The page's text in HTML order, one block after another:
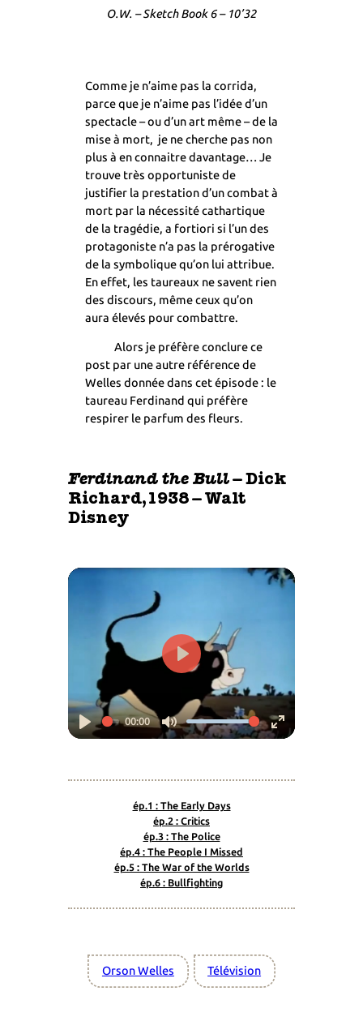
O.W. – Sketch Book 6 – 10’32
Comme je n’aime pas la corrida,
parce que je n’aime pas l’idée d’un
spectacle – ou d’un art même – de la
mise à mort, je ne cherche pas non
plus à en connaitre davantage… Je
trouve très opportuniste de
justifier la prestation d’un combat à
mort par la nécessité cathartique
de la tragédie, a fortiori si l’un des
protagoniste n’a pas la prérogative
de la symbolique qu’on lui attribue.
En effet, les taureaux ne savent rien
des discours, même ceux qu’on
aura élevés pour combattre.
Alors je préfère conclure ce
post par une autre référence de
Welles donnée dans cet épisode : le
taureau Ferdinand qui préfère
respirer le parfum des fleurs.
Ferdinand the Bull– Dick
Richard,1938 – Walt
Disney
Play
00:00
Mute
Enter
Play
ép.1 : The Early Days
ép.2 : Critics
ép.3 : The Police
ép.4 : The People I Missed
ép.5 : The War of the Worlds
ép.6 : Bullfighting
Orson Welles Télévision